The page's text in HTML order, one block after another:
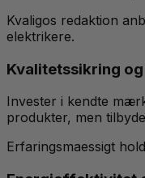
Kvaligos redaktion
elektrikere.
Kvalitetssikring
Invester i kendte
produkter, men
Erfaringsmaessigt